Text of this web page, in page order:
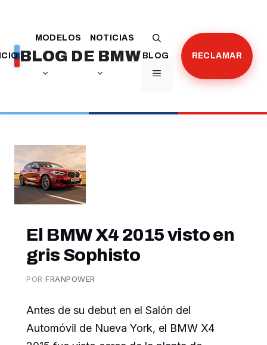
contenido
BLOG DE BMW
MENÚ
MODELOS
NOTICIAS
BLOG
RECLAMAR
El BMW X4 2015 visto en
gris Sophisto
PORFRANPOWER
Antes de su debut en el Salón del
Automóvil de Nueva York, el BMW X4